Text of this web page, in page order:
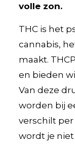
volle zon.
THC is het
cannabis,
maakt.
en bieden
Van deze
worden bij
verschilt per
wordt je